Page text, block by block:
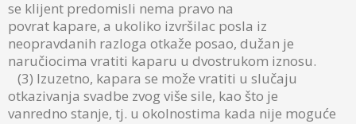
se klijent predomisli nema pravo na
povrat kapare, a ukoliko izvršilac posla iz
neopravdanih razloga otkaže posao, dužan je
naručiocima vratiti kaparu u dvostrukom iznosu.
(3) Izuzetno, kapara se može vratiti u slučaju
otkazivanja svadbe zvog više sile, kao što je
vanredno stanje, tj. u okolnostima kada nije moguće